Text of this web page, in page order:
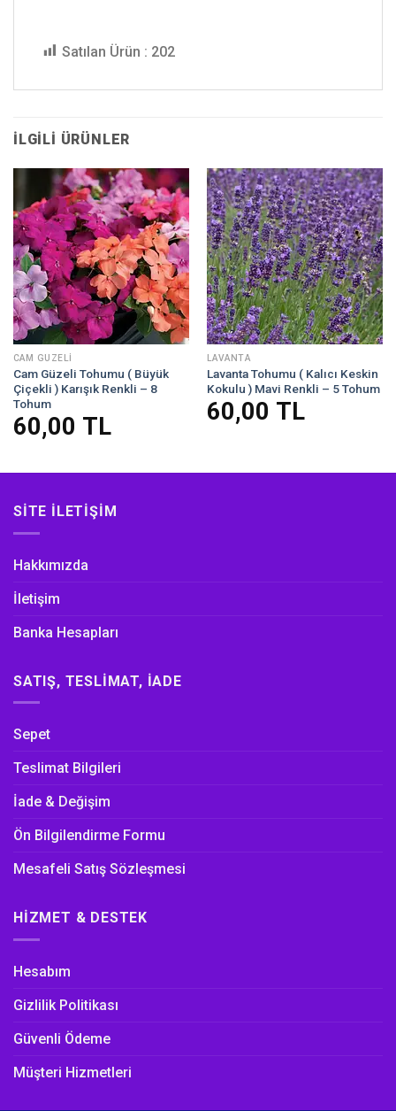
Satılan Ürün : 202
İLGILI ÜRÜNLER
CAM GÜZELI
Cam Güzeli Tohumu ( Büyük
Çiçekli ) Karışık Renkli – 8
Tohum
60,00 TL
LAVANTA
Lavanta Tohumu ( Kalıcı Keskin
Kokulu ) Mavi Renkli – 5 Tohum
60,00 TL
SITE İLETIŞIM
Hakkımızda
İletişim
Banka Hesapları
SATIŞ, TESLIMAT, İADE
Sepet
Teslimat Bilgileri
İade & Değişim
Ön Bilgilendirme Formu
Mesafeli Satış Sözleşmesi
HIZMET & DESTEK
Hesabım
Gizlilik Politikası
Güvenli Ödeme
Müşteri Hizmetleri